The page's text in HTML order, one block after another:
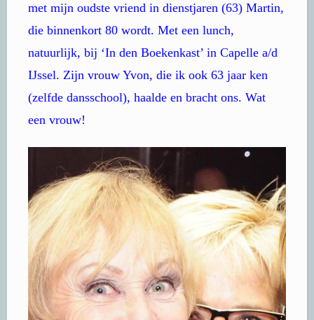
met mijn oudste vriend in dienstjaren (63) Martin,
die binnenkort 80 wordt. Met een lunch,
natuurlijk, bij ‘In den Boekenkast’ in Capelle a/d
IJssel. Zijn vrouw Yvon, die ik ook 63 jaar ken
(zelfde dansschool), haalde en bracht ons. Wat
een vrouw!